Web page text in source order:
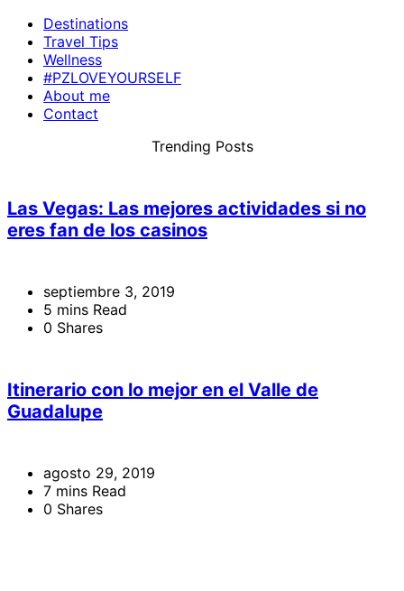
Destinations
Travel Tips
Wellness
#PZLOVEYOURSELF
About me
Contact
Trending Posts
Las Vegas: Las mejores actividades si no
eres fan de los casinos
septiembre 3, 2019
5 mins Read
0 Shares
Itinerario con lo mejor en el Valle de
Guadalupe
agosto 29, 2019
7 mins Read
0 Shares